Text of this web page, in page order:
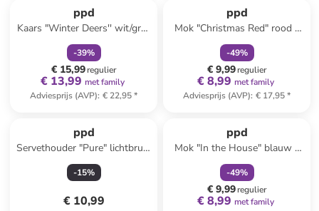
ppd
Kaars "Winter Deers'' wit/grijs
- (H)8,5 x Ø 7 cm
-39%
€ 15,99regulier
€ 13,99 met family
Adviesprijs (AVP): € 22,95*
ppd
Mok "Christmas Red" rood -
400 ml
-49%
€ 9,99regulier
€ 8,99 met family
Adviesprijs (AVP): € 17,95*
ppd
Servethouder "Pure" lichtbruin
- (B)12 x (H)8,8 x (D)4 cm
-15%
€ 10,99
ppd
Mok "In the House" blauw -
400 ml
-49%
€ 9,99regulier
€ 8,99 met family